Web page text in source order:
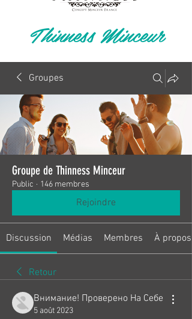
Thinness Minceur
Groupes
Groupe de Thinness Minceur
Public · 146 membres
Rejoindre
Discussion Médias Membres À propos
Retour
Внимание! Проверено На Себе
5 août 2023